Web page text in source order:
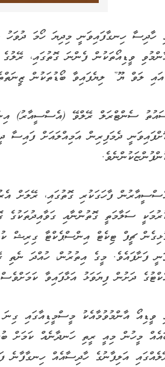
ހާދިސާ ހިނގާފައިވަނީ މިދިޔަ ހޯމަ
ވީޑިއޯތަކުން ފެންނަ ގޮތުގައި،
ލަވް ޔޫ” ލިޔެފައިވާ ބޯޑުތަކުން
ސެންޓްރަލް ރޭލްވޭ (އެސްސީއާރު)
ދެމަފިރިން އަމިއްލައަށް
ފާހަގަކުރި ގޮތުގައި، ރޭލަށް
ސަލާމަތީ ގޮތުންނާއި
ޗީފް ޓިކެޓް އިންސްޕެކްޓާ ގިރިޝް
ފަށާފައެވެ. މީގެ އިތުރުން، ހުއްދަ
ދަށުން ފިޔަވަޅު އަޅާފައިވާ
ވީޑިއޯ އާންމުވުމާއެކު މީސްމީޑިއާގައި
މީހުން މިއީ ރީތި ހަނދާނެއް ކަމަށް
އަލިފާނުގެ ހާދިސާއެއް ހިނގާފާނެ